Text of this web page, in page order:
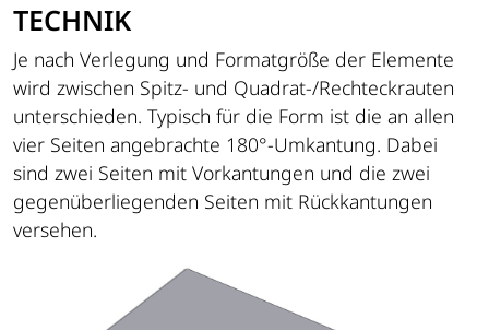
TECHNIK
Je nach Verlegung und Formatgröße der Elemente
wird zwischen Spitz- und Quadrat-/Rechteckrauten
unterschieden. Typisch für die Form ist die an allen
vier Seiten angebrachte 180°-Umkantung. Dabei
sind zwei Seiten mit Vorkantungen und die zwei
gegenüberliegenden Seiten mit Rückkantungen
versehen.